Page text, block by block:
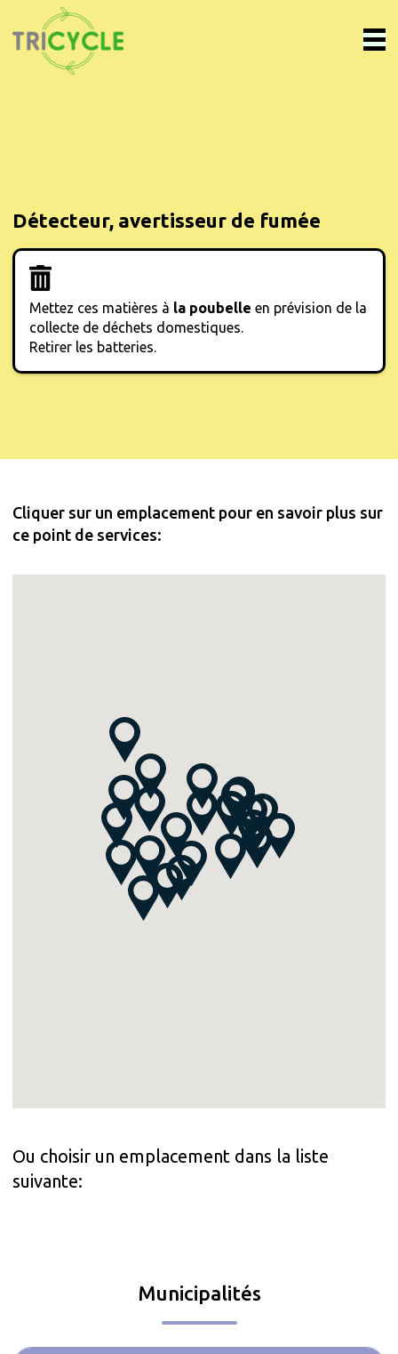
Détecteur, avertisseur de fumée
Mettez ces matières à la poubelle en prévision de la
collecte de déchets domestiques.
Retirer les batteries.
Cliquer sur un emplacement pour en savoir plus sur
ce point de services:
Ou choisir un emplacement dans la liste
suivante:
Municipalités